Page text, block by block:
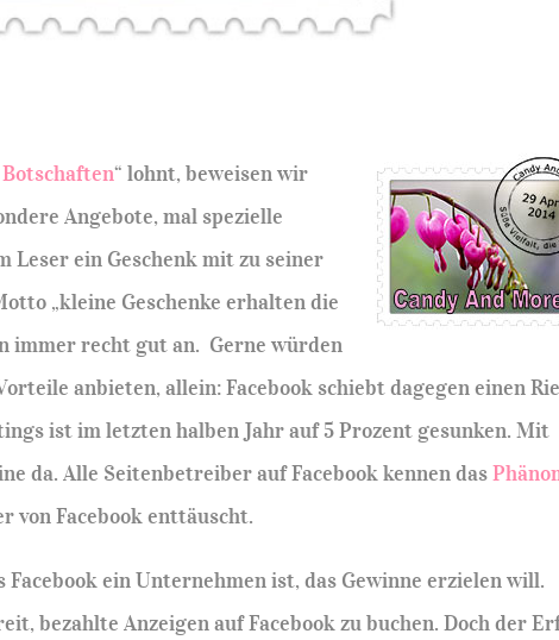
“ lohnt, beweisen wir
Angebote, mal spezielle
ein Geschenk mit zu seiner
„kleine Geschenke erhalten die
immer recht gut an. Gerne würden
anbieten, allein: Facebook schiebt dagegen einen
ist im letzten halben Jahr auf 5 Prozent gesunken. Mit
da. Alle Seitenbetreiber auf Facebook kennen das
von Facebook enttäuscht.
ein Unternehmen ist, das Gewinne erzielen will.
bezahlte Anzeigen auf Facebook zu buchen. Doch der